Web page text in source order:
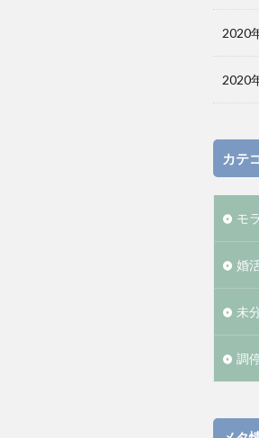
2020
2020
カテ
モ
婚
未
調